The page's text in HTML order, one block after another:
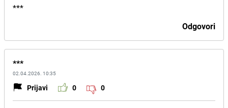
***
Odgovori
***
02.04.2026. 10:35
Prijavi 0 0